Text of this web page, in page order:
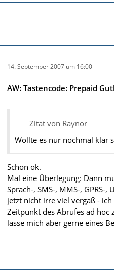
14. September 2007 um 16:00
AW: Tastencode: Prepaid
Zitat von Raynor
Wollte es nur nochmal klar
Schon ok.
Mal eine Überlegung: Dann
Sprach-, SMS-, MMS-, GPRS-
jetzt nicht irre viel vergaß -
Zeitpunkt des Abrufes ad hoc
lasse mich aber gerne eines